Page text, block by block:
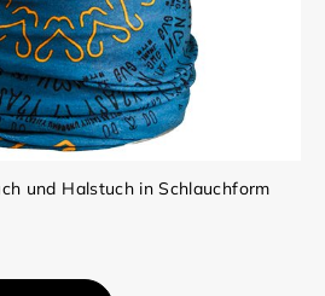
und Halstuch in Schlauchform